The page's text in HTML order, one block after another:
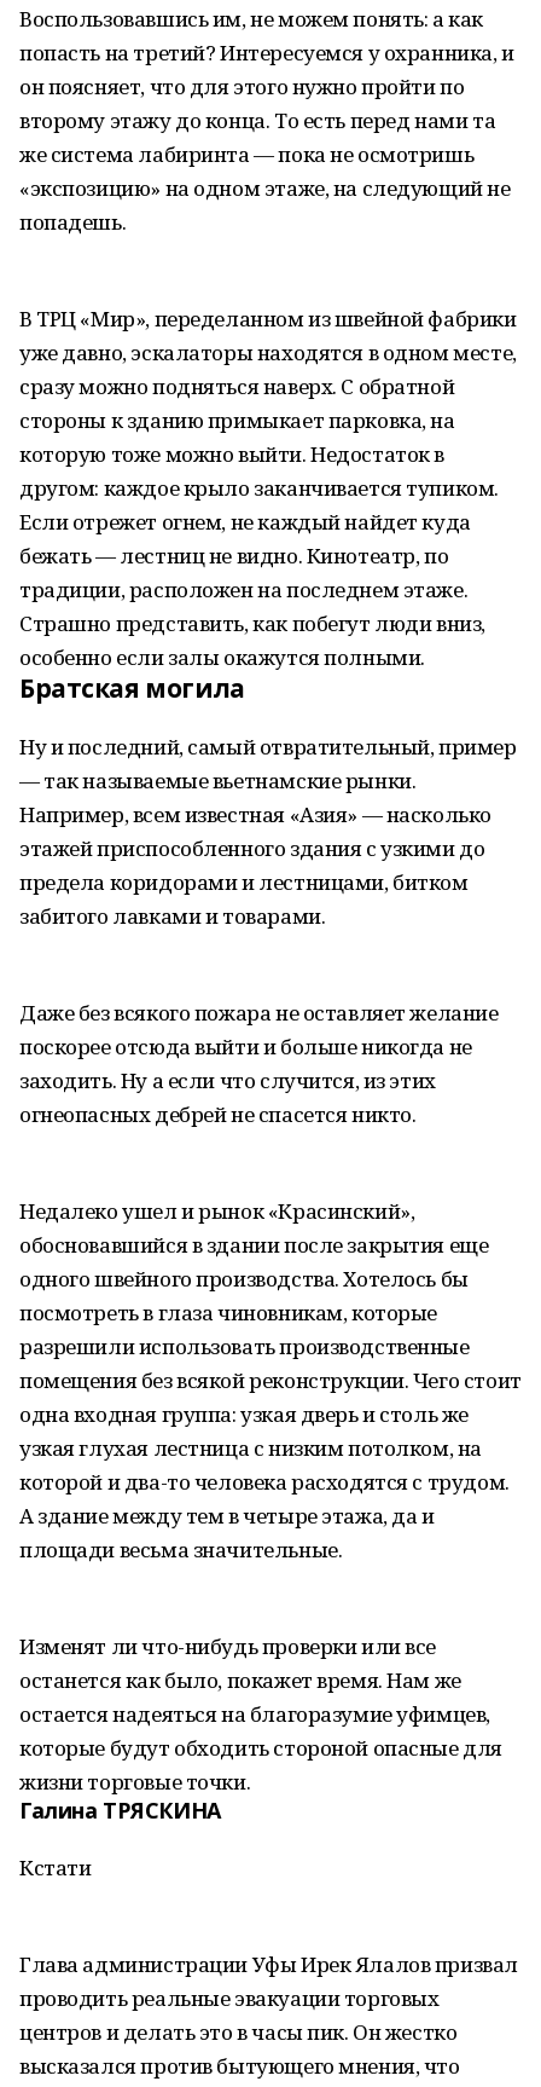
Воспользовавшись им, не можем понять: а как
попасть на третий? Интересуемся у охранника, и
он поясняет, что для этого нужно пройти по
второму этажу до конца. То есть перед нами та
же система лабиринта — пока не осмотришь
«экспозицию» на одном этаже, на следующий не
попадешь.
В ТРЦ «Мир», переделанном из швейной фабрики
уже давно, эскалаторы находятся в одном месте,
сразу можно подняться наверх. С обратной
стороны к зданию примыкает парковка, на
которую тоже можно выйти. Недостаток в
другом: каждое крыло заканчивается тупиком.
Если отрежет огнем, не каждый найдет куда
бежать — лестниц не видно. Кинотеатр, по
традиции, расположен на последнем этаже.
Страшно представить, как побегут люди вниз,
особенно если залы окажутся полными.
Братская могила
Ну и последний, самый отвратительный, пример
— так называемые вьетнамские рынки.
Например, всем известная «Азия» — насколько
этажей приспособленного здания с узкими до
предела коридорами и лестницами, битком
забитого лавками и товарами.
Даже без всякого пожара не оставляет желание
поскорее отсюда выйти и больше никогда не
заходить. Ну а если что случится, из этих
огнеопасных дебрей не спасется никто.
Недалеко ушел и рынок «Красинский»,
обосновавшийся в здании после закрытия еще
одного швейного производства. Хотелось бы
посмотреть в глаза чиновникам, которые
разрешили использовать производственные
помещения без всякой реконструкции. Чего стоит
одна входная группа: узкая дверь и столь же
узкая глухая лестница с низким потолком, на
которой и два-то человека расходятся с трудом.
А здание между тем в четыре этажа, да и
площади весьма значительные.
Изменят ли что-нибудь проверки или все
останется как было, покажет время. Нам же
остается надеяться на благоразумие уфимцев,
которые будут обходить стороной опасные для
жизни торговые точки.
Галина ТРЯСКИНА
Кстати
Глава администрации Уфы Ирек Ялалов призвал
проводить реальные эвакуации торговых
центров и делать это в часы пик. Он жестко
высказался против бытующего мнения, что